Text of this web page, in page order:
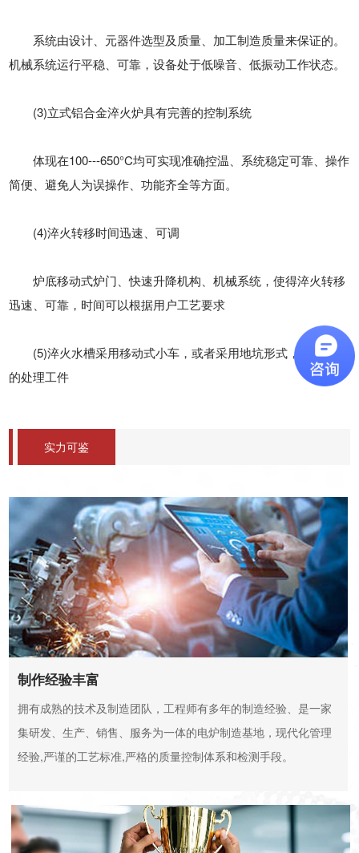
系统由设计、元器件选型及质量、加工制造质量来保证的。
机械系统运行平稳、可靠，设备处于低噪音、低振动工作状态。
(3)立式铝合金淬火炉具有完善的控制系统
体现在100---650°C均可实现准确控温、系统稳定可靠、操作
简便、避免人为误操作、功能齐全等方面。
(4)淬火转移时间迅速、可调
炉底移动式炉门、快速升降机构、机械系统，使得淬火转移
迅速、可靠，时间可以根据用户工艺要求
(5)淬火水槽采用移动式小车，或者采用地坑形式，方便快捷
的处理工件
实力可鉴
制作经验丰富
拥有成熟的技术及制造团队，工程师有多年的制造经验、是一家
集研发、生产、销售、服务为一体的电炉制造基地，现代化管理
经验,严谨的工艺标准,严格的质量控制体系和检测手段。